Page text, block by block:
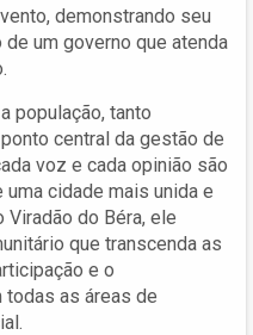
demonstrando seu
um governo que atenda
população, tanto
central da gestão de
voz e cada opinião são
cidade mais unida e
do Béra, ele
que transcenda as
e o
todas as áreas de